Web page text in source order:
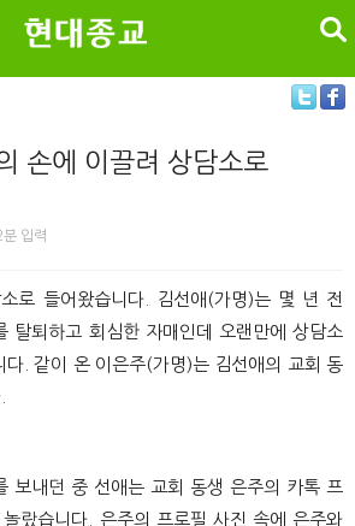
검색
손에 이끌려 상담소로
입력
로 들어왔습니다. 김선애(가명)는 몇 년 전
탈퇴하고 회심한 자매인데 오랜만에 상담소
다. 같이 온 이은주(가명)는 김선애의 교회 동
보내던 중 선애는 교회 동생 은주의 카톡 프
랐습니다. 은주의 프로필 사진 속에 은주와